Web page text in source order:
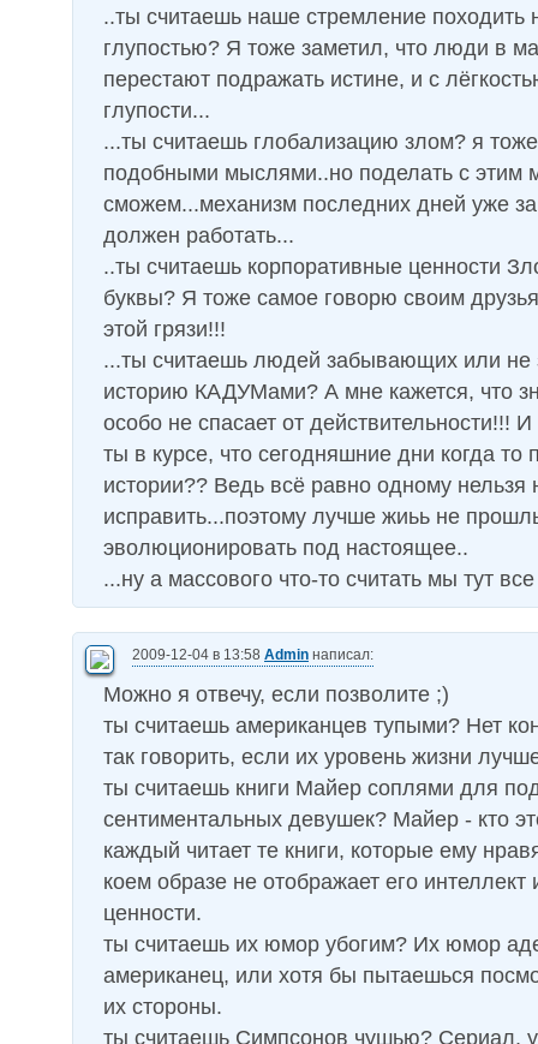
..ты считаешь наше стремление походить
глупостью? Я тоже заметил, что люди в
перестают подражать истине, и с
глупости...
...ты считаешь глобализацию злом? я
подобными мыслями..но поделать с этим
сможем...механизм последних дней уже
должен работать...
..ты считаешь корпоративные ценности
буквы? Я тоже самое говорю своим
этой грязи!!!
...ты считаешь людей забывающих или
историю КАДУМами? А мне кажется, что
особо не спасает от действительности!!! И
ты в курсе, что сегодняшние дни когда то
истории?? Ведь всё равно одному нельзя
исправить...поэтому лучше жиьь не
эволюционировать под настоящее..
...ну а массового что-то считать мы тут
2009-12-04 в 13:58 Admin написал:
Можно я отвечу, если позволите ;)
ты считаешь американцев тупыми? Нет
так говорить, если их уровень жизни
ты считаешь книги Майер соплями для
сентиментальных девушек? Майер - кто
каждый читает те книги, которые ему
коем образе не отображает его
ценности.
ты считаешь их юмор убогим? Их юмор
американец, или хотя бы пытаешься
их стороны.
ты считаешь Симпсонов чушью? Сериал, у